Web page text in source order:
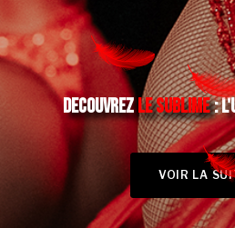
DECOUVREZLE SUBLIME :
VOIR LA